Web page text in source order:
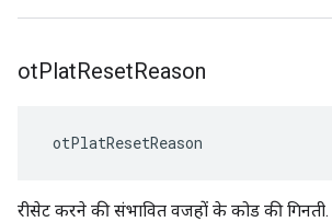
otPlatResetReason
otPlatResetReason
रीसेट करने की संभावित वजहों के कोड की गिनती.